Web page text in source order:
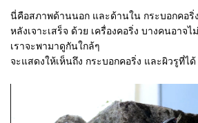
นี่คือสภาพด้านนอก และด้านใน กระบอกคอริ่
หลังเจาะเสร็จ ด้วย เครื่องคอริ่ง บางคนอาจไ
เราจะพามาดูกันใกล้ๆ
จะแสดงให้เห็นถึง กระบอกคอริ่ง และผิวรูที่ได้